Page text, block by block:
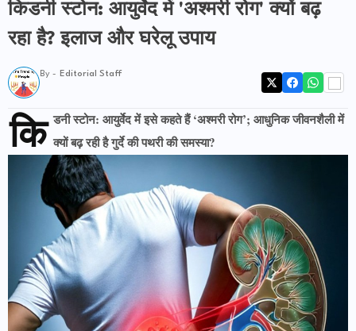
किडनी स्टोन: आयुर्वेद में 'अश्मरी रोग' क्यों बढ़
रहा है? इलाज और घरेलू उपाय
By - Editorial Staff
कि डनी स्टोन: आयुर्वेद में इसे कहते हैं ‘अश्मरी रोग’; आधुनिक जीवनशैली में
क्यों बढ़ रही है गुर्दे की पथरी की समस्या?